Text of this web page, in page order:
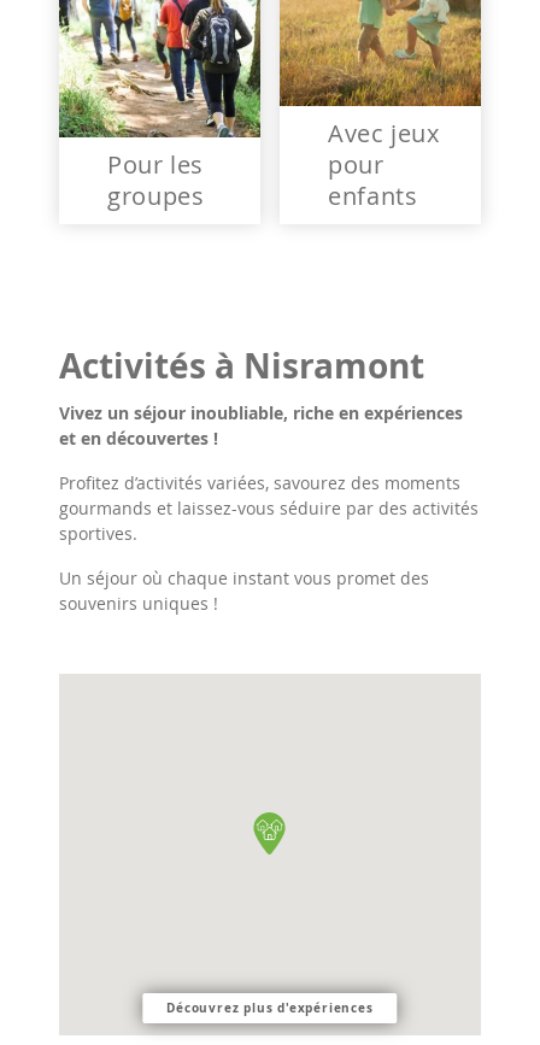
Pour les
groupes
Avec jeux
pour
enfants
Activités à Nisramont
Vivez un séjour inoubliable, riche en expériences
et en découvertes !
Profitez d’activités variées, savourez des moments
gourmands et laissez-vous séduire par des activités
sportives.
Un séjour où chaque instant vous promet des
souvenirs uniques !
Découvrez plus d'expériences